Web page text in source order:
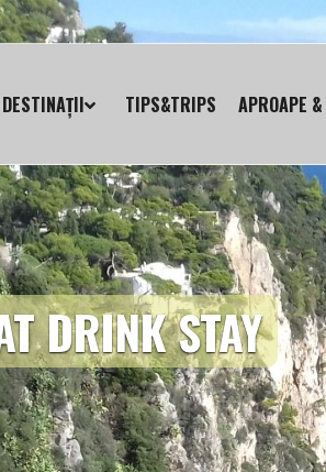
DESTINAȚII TIPS&TRIPS APROAPE
DRINK STAY